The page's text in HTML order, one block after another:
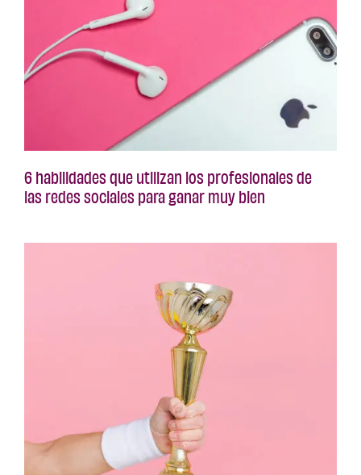
6 habilidades que utilizan los profesionales de
las redes sociales para ganar muy bien